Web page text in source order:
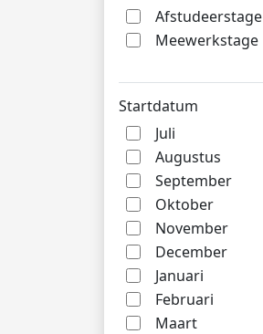
Afstudeerstage
Meewerkstage
Startdatum
Juli
Augustus
September
Oktober
November
December
Januari
Februari
Maart